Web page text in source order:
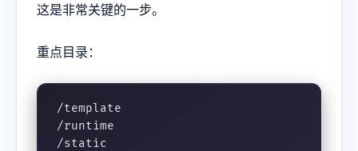
这是非常关键的一步。
重点目录：
/template
/runtime
/static